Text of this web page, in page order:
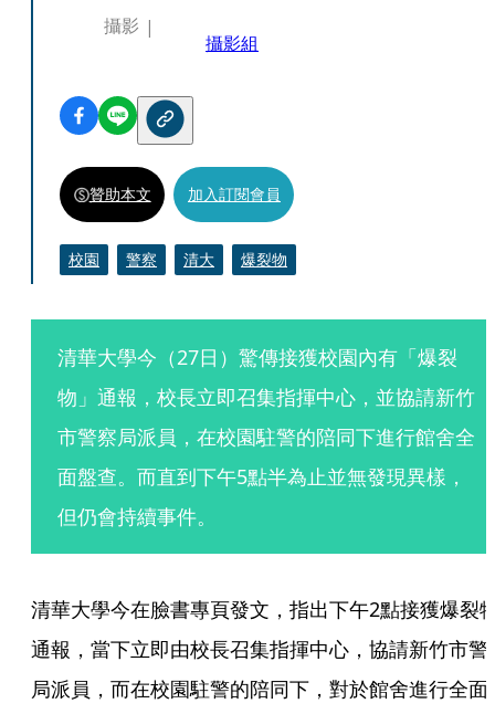
攝影
攝影組
贊助本文 加入訂閱會員
校園 警察 清大 爆裂物
清華大學今（27日）驚傳接獲校園內有「爆裂
物」通報，校長立即召集指揮中心，並協請新竹
市警察局派員，在校園駐警的陪同下進行館舍全
面盤查。而直到下午5點半為止並無發現異樣，
但仍會持續事件。
清華大學今在臉書專頁發文，指出下午2點接獲爆裂
通報，當下立即由校長召集指揮中心，協請新竹市警
局派員，而在校園駐警的陪同下，對於館舍進行全面